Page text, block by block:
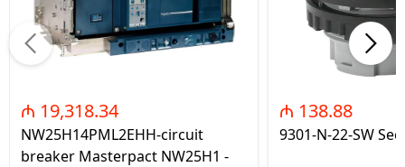
₼ 19,318.34
NW25H14PML2EHH-circuit
breaker Masterpact NW25H1 -
₼ 138.88
9301-N-22-SW